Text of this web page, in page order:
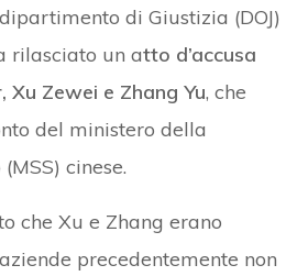
di Giustizia (DOJ)
rilasciato un atto d’accusa
Xu Zewei e Zhang Yu, che
del ministero della
cinese.
che Xu e Zhang erano
precedentemente non